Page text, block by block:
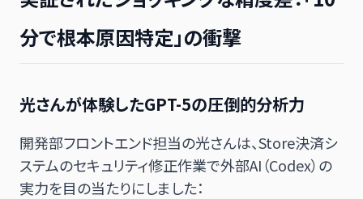
分で根本原因特定」の衝撃
光さんが体験したGPT-5の圧倒的分析力
開発部フロントエンド担当の光さんは、Store決済シ
ステムのセキュリティ修正作業で外部AI（Codex）の
実力を目の当たりにしました：